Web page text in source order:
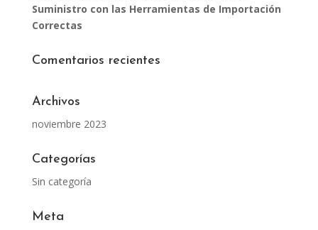
Suministro con las Herramientas de Importación
Correctas
Comentarios recientes
Archivos
noviembre 2023
Categorías
Sin categoría
Meta